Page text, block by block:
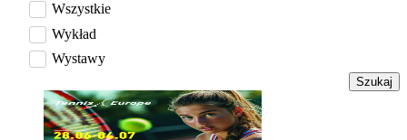
Wszystkie
Wykład
Wystawy
Szukaj